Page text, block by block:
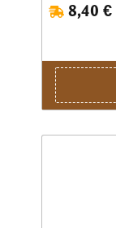
beim
Gehäuse
Übergroße
Standard-
Diese
geringerer
wieder. Zum
kleiner als
8,40 €